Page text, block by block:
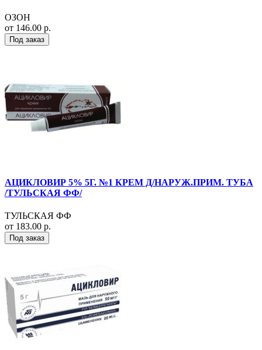
ОЗОН
от 146.00 р.
Под заказ
АЦИКЛОВИР 5% 5Г. №1 КРЕМ Д/НАРУЖ.ПРИМ. ТУБА
/ТУЛЬСКАЯ ФФ/
ТУЛЬСКАЯ ФФ
от 183.00 р.
Под заказ